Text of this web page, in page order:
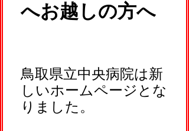
へお越しの方へ
鳥取県立中央病院は新
しいホームページとな
りました。